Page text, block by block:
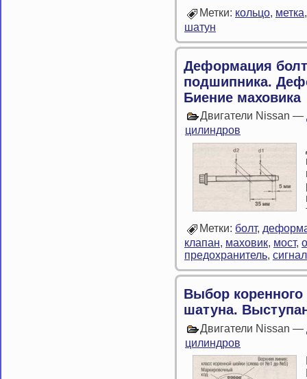
Метки: кольцо, метка
шатун
Деформация
подшипника.
Биение маховика
Двигатели Nissan —
цилиндров
Метки: болт,
клапан, маховик, мост,
предохранитель, сигнал
Выбор
шатуна.
Двигатели Nissan —
цилиндров